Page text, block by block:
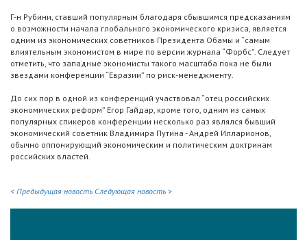
Г-н Рубини, ставший популярным благодаря сбывшимся предсказаниям
о возможности начала глобального экономического кризиса, является
одним из экономических советников Президента Обамы и “самым
влиятельным экономистом в мире по версии журнала “Форбс”. Следует
отметить, что западные экономисты такого масштаба пока не были
звездами конференции “Евразии” по риск-менеджменту.
До сих пор в одной из конференций участвовал “отец российских
экономических реформ” Егор Гайдар, кроме того, одним из самых
популярных спикеров конференции несколько раз являлся бывший
экономический советник Владимира Путина - Андрей Илларионов,
обычно оппонирующий экономическим и политическим доктринам
российских властей.
< Предыдущая новость Следующая новость >